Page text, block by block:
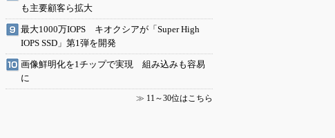
も主要顧客ら拡大
最大1000万IOPS キオクシアが「Super High
IOPS SSD」第1弾を開発
画像鮮明化を1チップで実現 組み込みも容易
に
≫ 11～30位はこちら